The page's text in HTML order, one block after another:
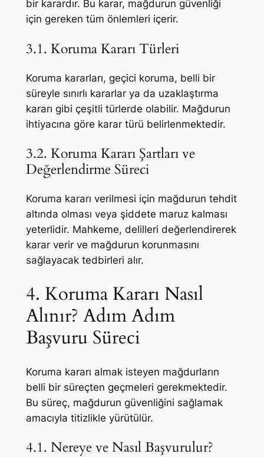
bir karardır. Bu karar, mağdurun güvenliği
için gereken tüm önlemleri içerir.
3.1. Koruma Kararı Türleri
Koruma kararları, geçici koruma, belli bir
süreyle sınırlı kararlar ya da uzaklaştırma
kararı gibi çeşitli türlerde olabilir. Mağdurun
ihtiyacına göre karar türü belirlenmektedir.
3.2. Koruma Kararı Şartları ve
Değerlendirme Süreci
Koruma kararı verilmesi için mağdurun tehdit
altında olması veya şiddete maruz kalması
yeterlidir. Mahkeme, delilleri değerlendirerek
karar verir ve mağdurun korunmasını
sağlayacak tedbirleri alır.
4. Koruma Kararı Nasıl
Alınır? Adım Adım
Başvuru Süreci
Koruma kararı almak isteyen mağdurların
belli bir süreçten geçmeleri gerekmektedir.
Bu süreç, mağdurun güvenliğini sağlamak
amacıyla titizlikle yürütülür.
4.1. Nereye ve Nasıl Başvurulur?